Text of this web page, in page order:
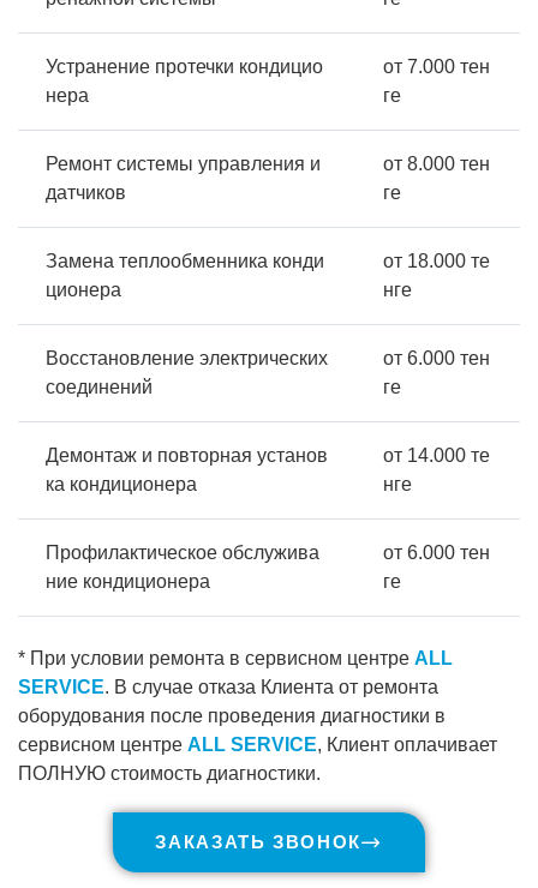
Устранение протечки кондицио
нера
от 7.000 тен
ге
Ремонт системы управления и
датчиков
от 8.000 тен
ге
Замена теплообменника конди
ционера
от 18.000 те
нге
Восстановление электрических
соединений
от 6.000 тен
ге
Демонтаж и повторная установ
ка кондиционера
от 14.000 те
нге
Профилактическое обслужива
ние кондиционера
от 6.000 тен
ге
* При условии ремонта в сервисном центре ALL
SERVICE. В случае отказа Клиента от ремонта
оборудования после проведения диагностики в
сервисном центре ALL SERVICE, Клиент оплачивает
ПОЛНУЮ стоимость диагностики.
ЗАКАЗАТЬ ЗВОНОК